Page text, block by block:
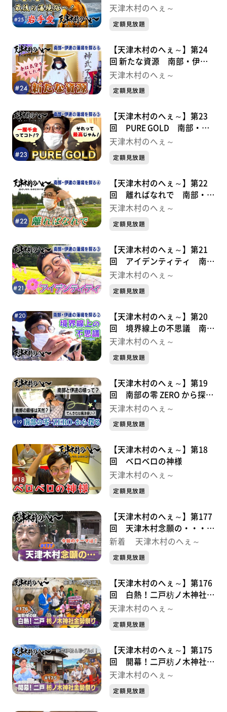
境を探る⑦
天津木村のへぇ～
定額見放題
【天津木村のへぇ～】第24
回 新たな資源 南部・伊達
の藩境を探る⑥
天津木村のへぇ～
定額見放題
【天津木村のへぇ～】第23
回 PURE GOLD 南部・伊
達の藩境を探る⑤
天津木村のへぇ～
定額見放題
【天津木村のへぇ～】第22
回 離ればなれで 南部・伊
達の藩境を探る④
天津木村のへぇ～
定額見放題
【天津木村のへぇ～】第21
回 アイデンティティ 南
部・伊達の藩境を探る③
天津木村のへぇ～
定額見放題
【天津木村のへぇ～】第20
回 境界線上の不思議 南
部・伊達の藩境を探る②
天津木村のへぇ～
定額見放題
【天津木村のへぇ～】第19
回 南部の零 ZERO から探
る 南部・伊達の藩境①
天津木村のへぇ～
定額見放題
【天津木村のへぇ～】第18
回 ベロベロの神様
天津木村のへぇ～
定額見放題
【天津木村のへぇ～】第177
回 天津木村念願の・・・義
経北行伝説序章①
新着 天津木村のへぇ～
定額見放題
【天津木村のへぇ～】第176
回 白熱！二戸枋ノ木神社金
勢祭り・・・金勢様シリーズ
天津木村のへぇ～
定額見放題
【天津木村のへぇ～】第175
回 開幕！二戸枋ノ木神社金
勢祭り・・・金勢様シリーズ
天津木村のへぇ～
定額見放題